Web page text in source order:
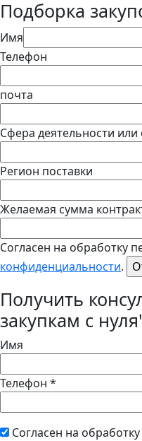
Подборка
Имя
Телефон
почта
Сфера деятельности или
Регион поставки
Желаемая сумма
Согласен на обработку
конфиденциальности.
Получить
закупкам с
Имя
Телефон *
Согласен на